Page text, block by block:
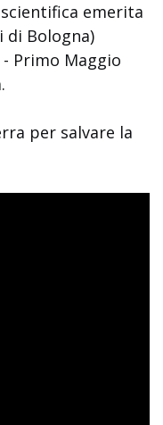
emerita
di Bologna)
Primo Maggio
per salvare la